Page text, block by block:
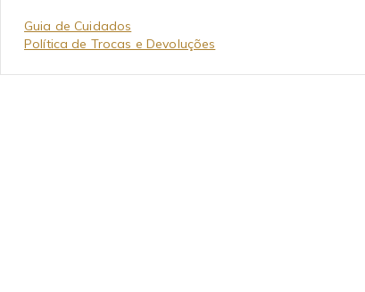
Guia de Cuidados
Política de Trocas e Devoluções